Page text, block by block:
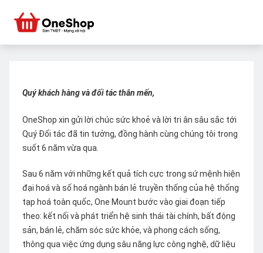
Quý khách hàng và đối tác thân mến,
OneShop xin gửi lời chúc sức khoẻ và lời tri ân sâu sắc tới
Quý Đối tác đã tin tưởng, đồng hành cùng chúng tôi trong
suốt 6 năm vừa qua.
Sau 6 năm với những kết quả tích cực trong sứ mệnh hiện
đại hoá và số hoá ngành bán lẻ truyền thống của hệ thống
tạp hoá toàn quốc, One Mount bước vào giai đoạn tiếp
theo: kết nối và phát triển hệ sinh thái tài chính, bất động
sản, bán lẻ, chăm sóc sức khỏe, và phong cách sống,
thông qua việc ứng dụng sâu năng lực công nghệ, dữ liệu